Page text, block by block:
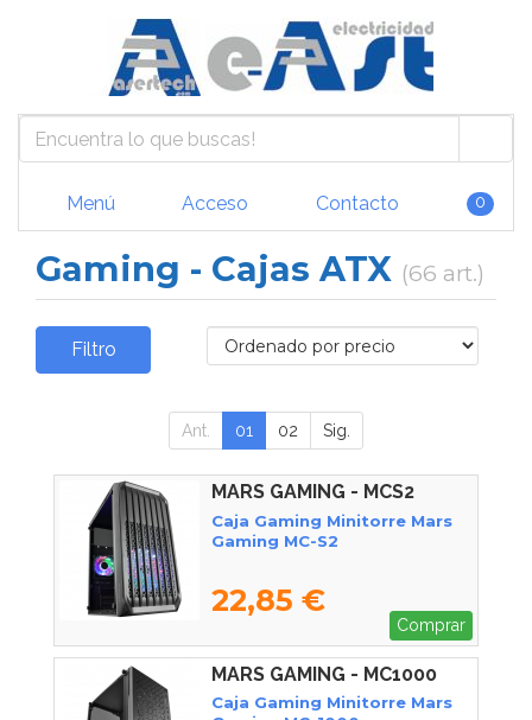
Menú Acceso Contacto 0
Gaming - Cajas ATX (66 art.)
Filtro
Ant. 01 02 Sig.
MARS GAMING - MCS2
Caja Gaming Minitorre Mars
Gaming MC-S2
22,85 €
Comprar
MARS GAMING - MC1000
Caja Gaming Minitorre Mars